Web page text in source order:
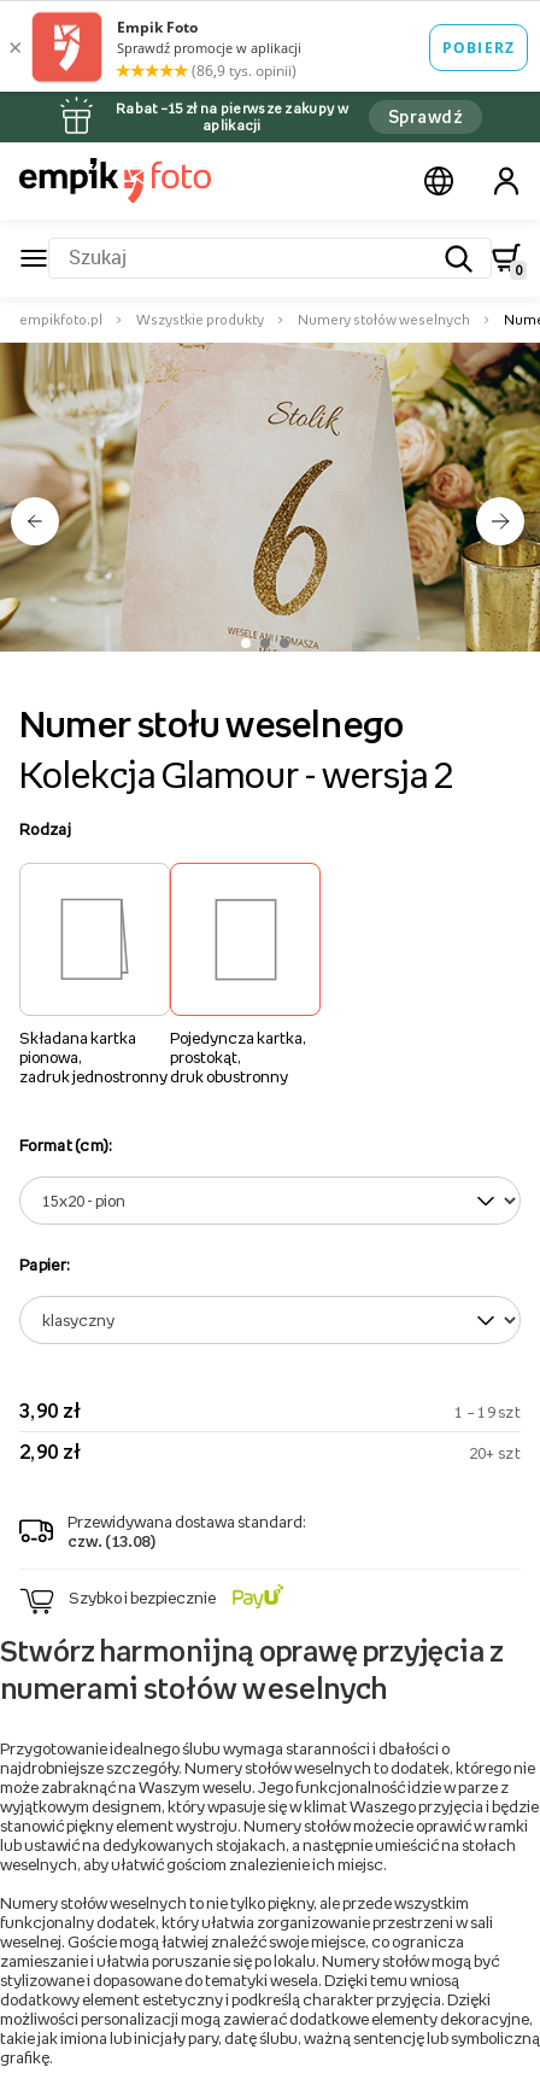
Rabat –15 zł na pierwsze zakupy w
aplikacji
Sprawdź
0
empikfoto.pl Wszystkie produkty Numery stołów weselnych
Numer stołu weselnego
Kolekcja Glamour - wersja 2
Rodzaj
Składana kartka
pionowa,
zadruk jednostronny
Pojedyncza kartka,
prostokąt,
druk obustronny
Format (cm):
Papier:
3,90 zł 1 – 19 szt
2,90 zł 20+ szt
Przewidywana dostawa standard:
czw. (13.08)
Szybko i bezpiecznie
Stwórz harmonijną oprawę przyjęcia z
numerami stołów weselnych
Przygotowanie idealnego ślubu wymaga staranności i dbałości o
najdrobniejsze szczegóły. Numery stołów weselnych to dodatek, którego nie
może zabraknąć na Waszym weselu. Jego funkcjonalność idzie w parze z
wyjątkowym designem, który wpasuje się w klimat Waszego przyjęcia i będzie
stanowić piękny element wystroju. Numery stołów możecie oprawić w ramki
lub ustawić na dedykowanych stojakach, a następnie umieścić na stołach
weselnych, aby ułatwić gościom znalezienie ich miejsc.
Numery stołów weselnych to nie tylko piękny, ale przede wszystkim
funkcjonalny dodatek, który ułatwia zorganizowanie przestrzeni w sali
weselnej. Goście mogą łatwiej znaleźć swoje miejsce, co ogranicza
zamieszanie i ułatwia poruszanie się po lokalu. Numery stołów mogą być
stylizowane i dopasowane do tematyki wesela. Dzięki temu wniosą
dodatkowy element estetyczny i podkreślą charakter przyjęcia. Dzięki
możliwości personalizacji mogą zawierać dodatkowe elementy dekoracyjne,
takie jak imiona lub inicjały pary, datę ślubu, ważną sentencję lub symboliczną
grafikę.